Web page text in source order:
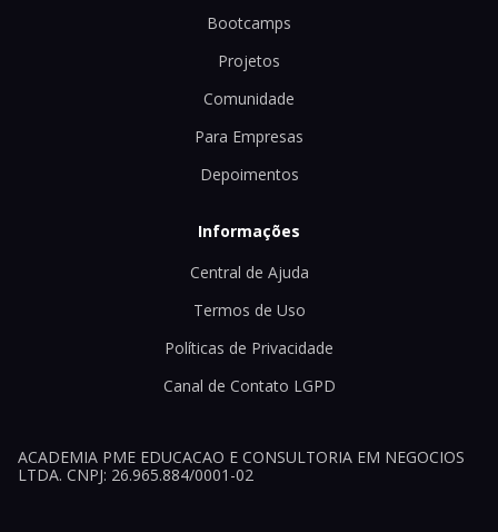
Bootcamps
Projetos
Comunidade
Para Empresas
Depoimentos
Informações
Central de Ajuda
Termos de Uso
Políticas de Privacidade
Canal de Contato LGPD
ACADEMIA PME EDUCACAO E CONSULTORIA EM NEGOCIOS
LTDA. CNPJ: 26.965.884/0001-02